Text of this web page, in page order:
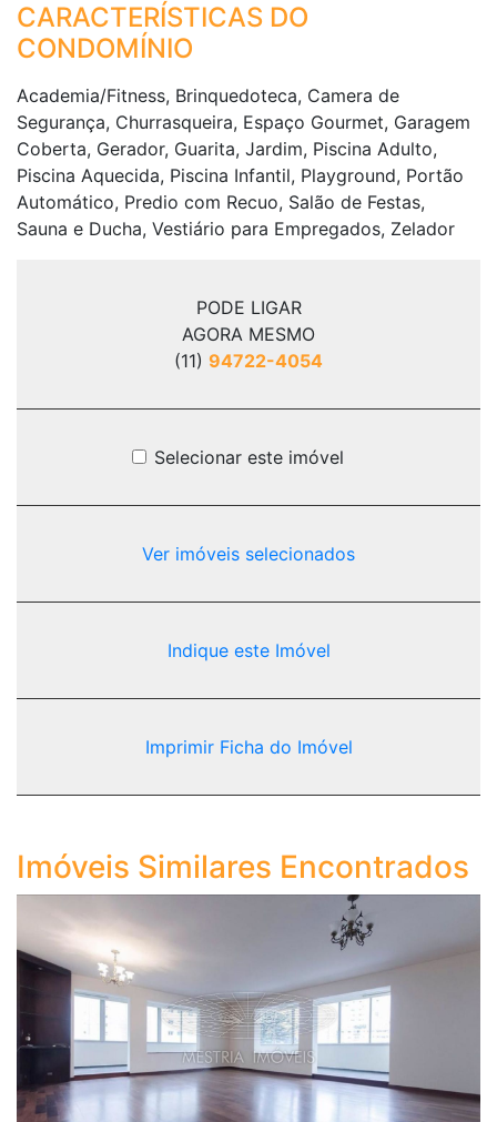
PODE LIGAR
AGORA MESMO
(11) 94722-4054
Selecionar este imóvel
Ver imóveis selecionados
Indique este Imóvel
Imprimir Ficha do Imóvel
CARACTERÍSTICAS DO
CONDOMÍNIO
Academia/Fitness, Brinquedoteca, Camera de
Segurança, Churrasqueira, Espaço Gourmet, Garagem
Coberta, Gerador, Guarita, Jardim, Piscina Adulto,
Piscina Aquecida, Piscina Infantil, Playground, Portão
Automático, Predio com Recuo, Salão de Festas,
Sauna e Ducha, Vestiário para Empregados, Zelador
Imóveis Similares Encontrados